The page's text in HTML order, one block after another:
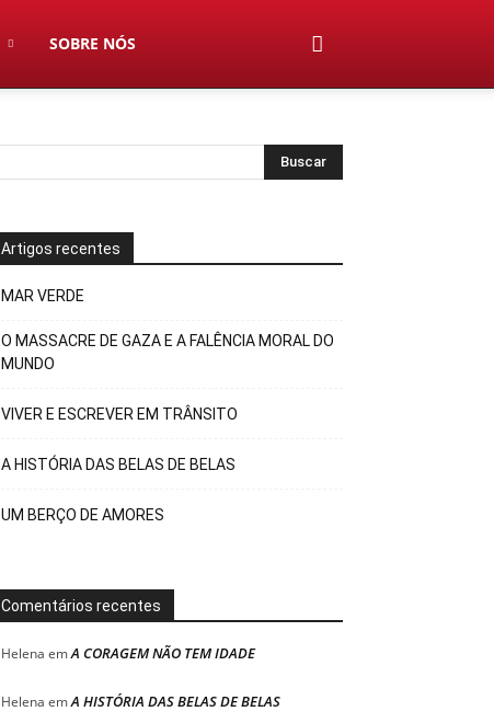
SOBRE NÓS
Artigos recentes
MAR VERDE
O MASSACRE DE GAZA E A FALÊNCIA MORAL DO
MUNDO
VIVER E ESCREVER EM TRÂNSITO
A HISTÓRIA DAS BELAS DE BELAS
UM BERÇO DE AMORES
Comentários recentes
Helena emA CORAGEM NÃO TEM IDADE
Helena emA HISTÓRIA DAS BELAS DE BELAS